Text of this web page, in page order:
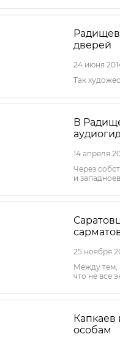
дверей
24 июня
Так
В
14 апреля
Через
и
25 ноября
Между тем,
что не все
особам